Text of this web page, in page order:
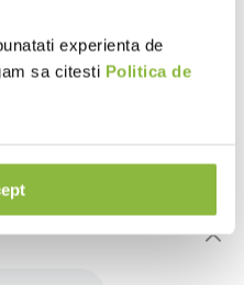
experienta de
sa citesti Politica de
Restaurant Romanesc